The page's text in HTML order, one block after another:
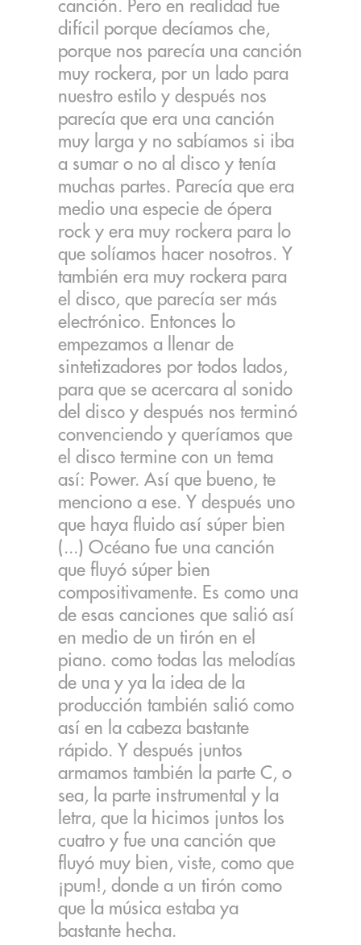
canción. Pero en realidad fue
difícil porque decíamos che,
porque nos parecía una canción
muy rockera, por un lado para
nuestro estilo y después nos
parecía que era una canción
muy larga y no sabíamos si iba
a sumar o no al disco y tenía
muchas partes. Parecía que era
medio una especie de ópera
rock y era muy rockera para lo
que solíamos hacer nosotros. Y
también era muy rockera para
el disco, que parecía ser más
electrónico. Entonces lo
empezamos a llenar de
sintetizadores por todos lados,
para que se acercara al sonido
del disco y después nos terminó
convenciendo y queríamos que
el disco termine con un tema
así: Power. Así que bueno, te
menciono a ese. Y después uno
que haya fluido así súper bien
(...) Océano fue una canción
que fluyó súper bien
compositivamente. Es como una
de esas canciones que salió así
en medio de un tirón en el
piano. como todas las melodías
de una y ya la idea de la
producción también salió como
así en la cabeza bastante
rápido. Y después juntos
armamos también la parte C, o
sea, la parte instrumental y la
letra, que la hicimos juntos los
cuatro y fue una canción que
fluyó muy bien, viste, como que
¡pum!, donde a un tirón como
que la música estaba ya
bastante hecha.